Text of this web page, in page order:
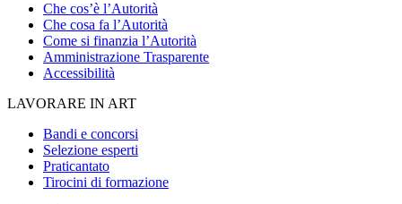
Che cos’è l’Autorità
Che cosa fa l’Autorità
Come si finanzia l’Autorità
Amministrazione Trasparente
Accessibilità
LAVORARE IN ART
Bandi e concorsi
Selezione esperti
Praticantato
Tirocini di formazione